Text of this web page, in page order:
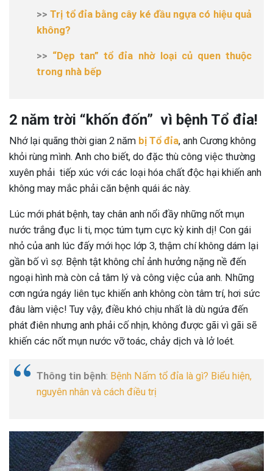
>>Trị tổ đỉa bằng cây ké đầu ngựa có hiệu quả
không?
>> “Dẹp tan” tổ đỉa nhờ loại củ quen thuộc
trong nhà bếp
2 năm trời “khốn đốn” vì bệnh Tổ đỉa!
Nhớ lại quãng thời gian 2 năm bị Tổ đỉa, anh Cương không
khỏi rùng mình. Anh cho biết, do đặc thù công việc thường
xuyên phải tiếp xúc với các loại hóa chất độc hại khiến anh
không may mắc phải căn bệnh quái ác này.
Lúc mới phát bệnh, tay chân anh nổi đầy những nốt mụn
nước trắng đục li ti, mọc túm tụm cực kỳ kinh dị! Con gái
nhỏ của anh lúc đấy mới học lớp 3, thậm chí không dám lại
gần bố vì sợ. Bệnh tật không chỉ ảnh hưởng nặng nề đến
ngoại hình mà còn cả tâm lý và công việc của anh. Những
cơn ngứa ngáy liên tục khiến anh không còn tâm trí, hơi sức
đâu làm việc! Tuy vậy, điều khó chịu nhất là dù ngứa đến
phát điên nhưng anh phải cố nhịn, không được gãi vì gãi sẽ
khiến các nốt mụn nước vỡ toác, chảy dịch và lở loét.
Thông tin bệnh: Bệnh Nấm tổ đỉa là gì? Biểu hiện,
nguyên nhân và cách điều trị